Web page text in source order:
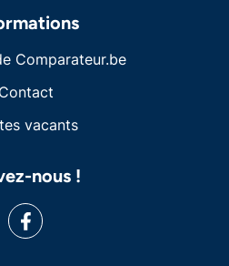
Comparateur.be
Contact
vacants
nous !